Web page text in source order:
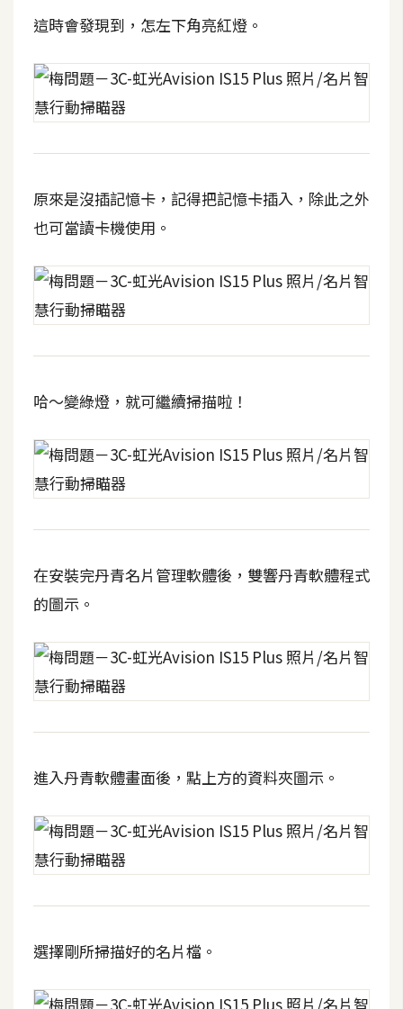
這時會發現到，怎左下角亮紅燈。
原來是沒插記憶卡，記得把記憶卡插入，除此之外
也可當讀卡機使用。
哈～變綠燈，就可繼續掃描啦！
在安裝完丹青名片管理軟體後，雙響丹青軟體程式
的圖示。
進入丹青軟體畫面後，點上方的資料夾圖示。
選擇剛所掃描好的名片檔。